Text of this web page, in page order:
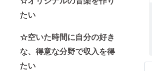
たい
☆空いた時間に自分の好き
な、得意な分野で収入を得
たい